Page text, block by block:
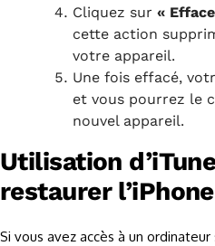
Cliquez sur «
cette action
votre appareil.
Une fois effacé,
et vous pourrez le
nouvel appareil.
Utilisation
restaurer l’iPhone
Si vous avez accès à un